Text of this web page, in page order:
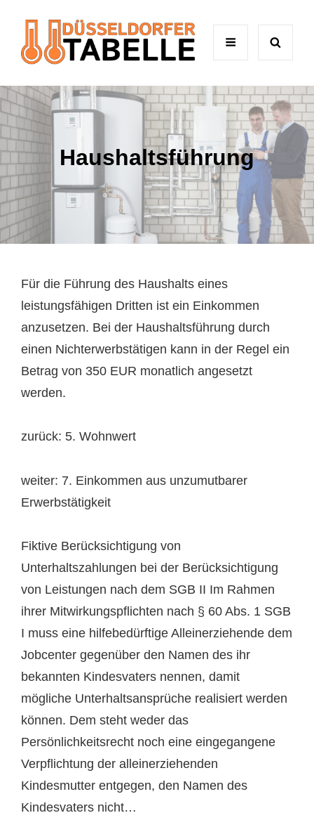
Haushaltsführung
Für die Führung des Haushalts eines
leistungsfähigen Dritten ist ein Einkommen
anzusetzen. Bei der Haushaltsführung durch
einen Nichterwerbstätigen kann in der Regel ein
Betrag von 350 EUR monatlich angesetzt
werden.
zurück: 5. Wohnwert
weiter: 7. Einkommen aus unzumutbarer
Erwerbstätigkeit
Fiktive Berücksichtigung von
Unterhaltszahlungen bei der Berücksichtigung
von Leistungen nach dem SGB II Im Rahmen
ihrer Mitwirkungspflichten nach § 60 Abs. 1 SGB
I muss eine hilfebedürftige Alleinerziehende dem
Jobcenter gegenüber den Namen des ihr
bekannten Kindesvaters nennen, damit
mögliche Unterhaltsansprüche realisiert werden
können. Dem steht weder das
Persönlichkeitsrecht noch eine eingegangene
Verpflichtung der alleinerziehenden
Kindesmutter entgegen, den Namen des
Kindesvaters nicht…